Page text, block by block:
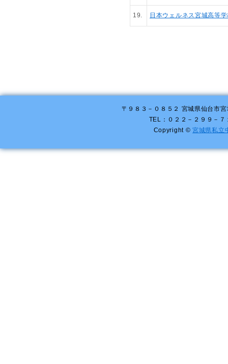
19. 日本ウェルネス宮城高等
〒９８３－０８５２ 宮城県仙台市
TEL：０２２－２９９－
Copyright ©宮城県私立